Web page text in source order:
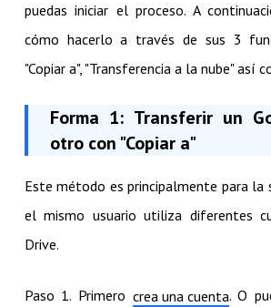
puedas iniciar el proceso. A
cómo hacerlo a través de sus 3
"Copiar a", "Transferencia a la nube" así
Forma 1: Transferir un
otro con "Copiar a"
Este método es principalmente para la
el mismo usuario utiliza diferentes
Drive.
Paso 1. Primero crea una cuenta. O